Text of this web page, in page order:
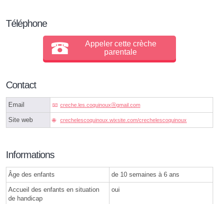
Téléphone
Appeler cette crèche
parentale
Contact
Email creche.les.coquinouxⓐgmail.com
Site web crechelescoquinoux.wixsite.com/crechelescoquinoux
Informations
Âge des enfants de 10 semaines à 6 ans
Accueil des enfants en situation
de handicap
oui